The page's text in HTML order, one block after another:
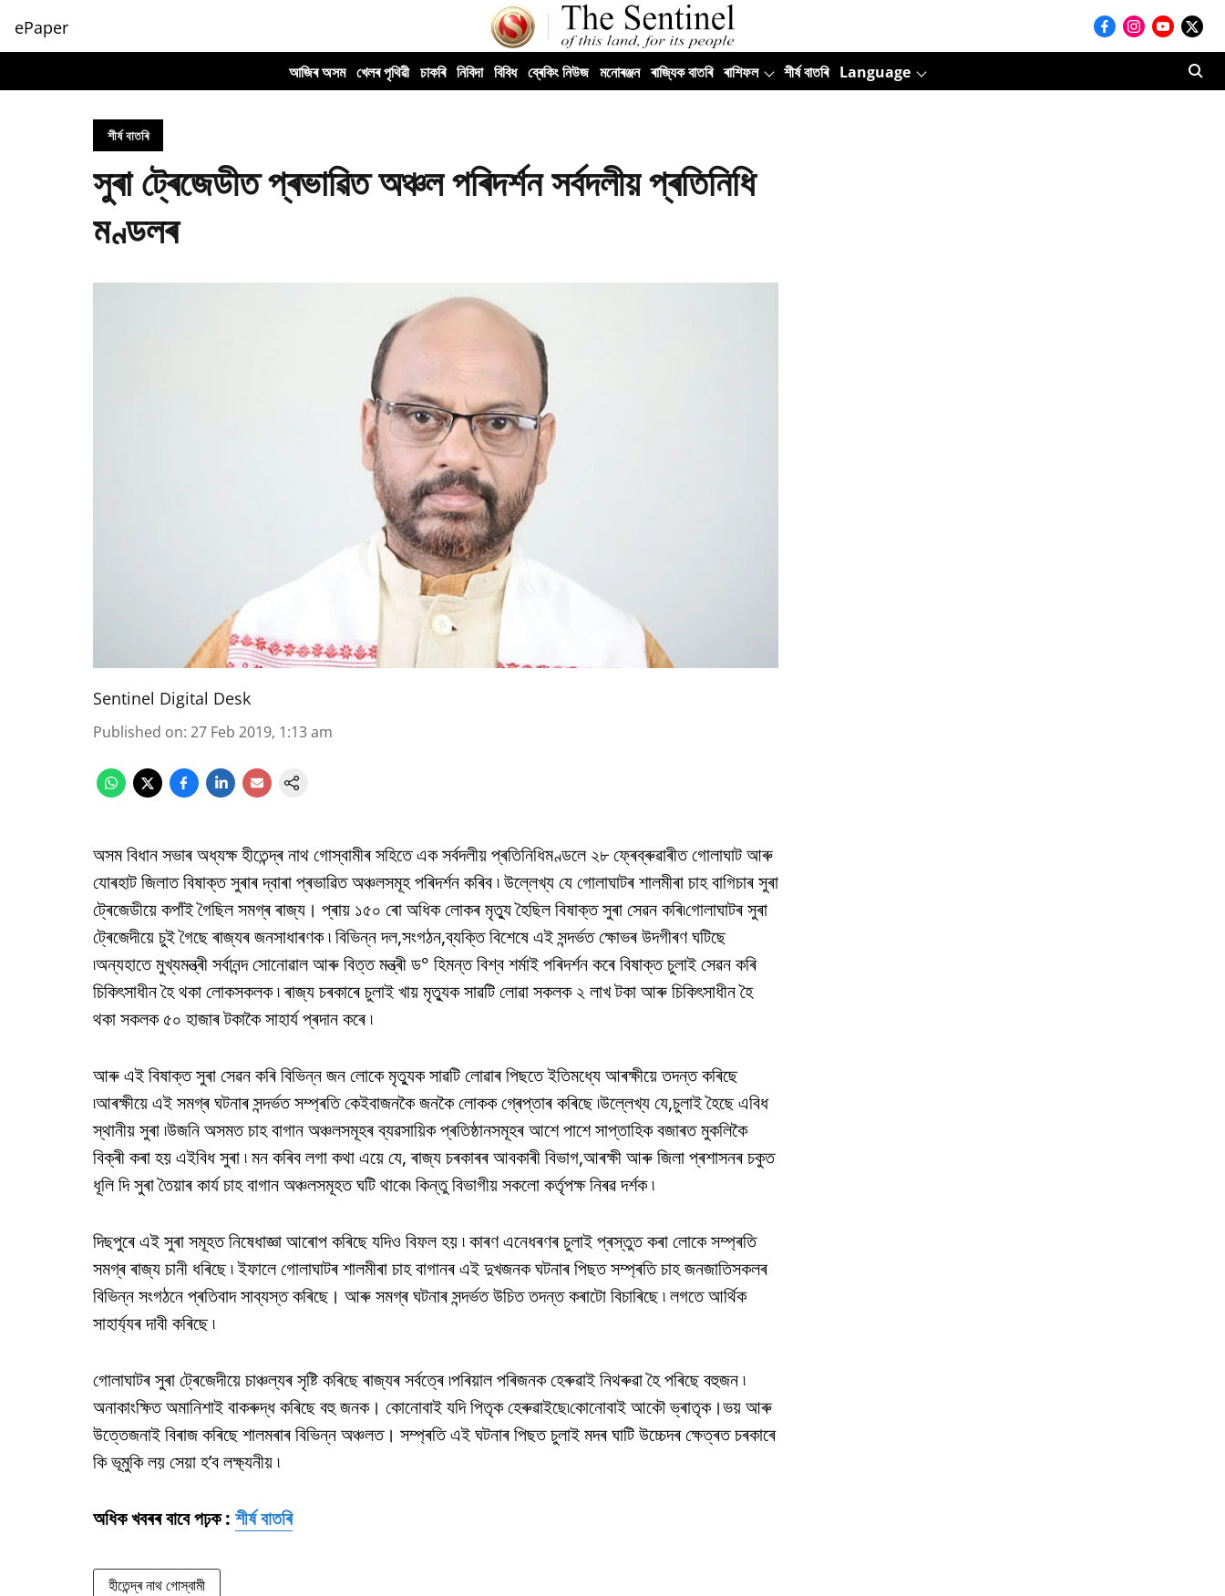
ePaper
আজিৰ অসম খেলৰ পৃথিৱী চাকৰি নিবিদা বিবিধ ব্ৰেকিং নিউজ মনোৰঞ্জন ৰাজ্যিক বাতৰি ৰাশিফল শীৰ্ষ বাতৰি Language
শীৰ্ষ বাতৰি
সুৰা ট্ৰেজেডীত প্ৰভাৱিত অঞ্চল পৰিদৰ্শন সৰ্বদলীয় প্ৰতিনিধি
মণ্ডলৰ
Sentinel Digital Desk
Published on: 27 Feb 2019, 1:13 am
অসম বিধান সভাৰ অধ্যক্ষ হীতেন্দ্ৰ নাথ গোস্বামীৰ সহিতে এক সৰ্বদলীয় প্ৰতিনিধিমণ্ডলে ২৮ ফ্ৰেব্ৰুৱাৰীত গোলাঘাট আৰু
যোৰহাট জিলাত বিষাক্ত সুৰাৰ দ্বাৰা প্ৰভাৱিত অঞ্চলসমূহ পৰিদৰ্শন কৰিব ৷ উল্লেখ্য যে গোলাঘাটৰ শালমীৰা চাহ বাগিচাৰ সুৰা
ট্ৰেজেডীয়ে কপাঁই গৈছিল সমগ্ৰ ৰাজ্য। প্ৰায় ১৫০ ৰো অধিক লোকৰ মৃত্যু হৈছিল বিষাক্ত সুৰা সেৱন কৰি৷গোলাঘাটৰ সুৰা
ট্ৰেজেদীয়ে চুই গৈছে ৰাজ্যৰ জনসাধাৰণক ৷ বিভিন্ন দল,সংগঠন,ব্যক্তি বিশেষে এই সন্দৰ্ভত ক্ষোভৰ উদগীৰণ ঘটিছে
৷অন্যহাতে মুখ্যমন্ত্ৰী সৰ্বানন্দ সোনোৱাল আৰু বিত্ত মন্ত্ৰী ড° হিমন্ত বিশ্ব শৰ্মাই পৰিদৰ্শন কৰে বিষাক্ত চুলাই সেৱন কৰি
চিকিৎসাধীন হৈ থকা লোকসকলক ৷ ৰাজ্য চৰকাৰে চুলাই খায় মৃত্যুক সাৱটি লোৱা সকলক ২ লাখ টকা আৰু চিকিৎসাধীন হৈ
থকা সকলক ৫০ হাজাৰ টকাকৈ সাহাৰ্য প্ৰদান কৰে ৷
আৰু এই বিষাক্ত সুৰা সেৱন কৰি বিভিন্ন জন লোকে মৃত্যুক সাৱটি লোৱাৰ পিছতে ইতিমধ্যে আৰক্ষীয়ে তদন্ত কৰিছে
৷আৰক্ষীয়ে এই সমগ্ৰ ঘটনাৰ সন্দৰ্ভত সম্প্ৰতি কেইবাজনকৈ জনকৈ লোকক গ্ৰেপ্তাৰ কৰিছে ৷উল্লেখ্য যে,চুলাই হৈছে এবিধ
স্থানীয় সুৰা ৷উজনি অসমত চাহ বাগান অঞ্চলসমূহৰ ব্যৱসায়িক প্ৰতিষ্ঠানসমূহৰ আশে পাশে সাপ্তাহিক বজাৰত মুকলিকৈ
বিক্ৰী কৰা হয় এইবিধ সুৰা ৷ মন কৰিব লগা কথা এয়ে যে, ৰাজ্য চৰকাৰৰ আবকাৰী বিভাগ,আৰক্ষী আৰু জিলা প্ৰশাসনৰ চকুত
ধূলি দি সুৰা তৈয়াৰ কাৰ্য চাহ বাগান অঞ্চলসমূহত ঘটি থাকে৷ কিন্তু বিভাগীয় সকলো কৰ্তৃপক্ষ নিৰৱ দৰ্শক ৷
দিছপুৰে এই সুৰা সমূহত নিষেধাজ্ঞা আৰোপ কৰিছে যদিও বিফল হয় ৷ কাৰণ এনেধৰণৰ চুলাই প্ৰস্তুত কৰা লোকে সম্প্ৰতি
সমগ্ৰ ৰাজ্য চানী ধৰিছে ৷ ইফালে গোলাঘাটৰ শালমীৰা চাহ বাগানৰ এই দুখজনক ঘটনাৰ পিছত সম্প্ৰতি চাহ জনজাতিসকলৰ
বিভিন্ন সংগঠনে প্ৰতিবাদ সাব্যস্ত কৰিছে। আৰু সমগ্ৰ ঘটনাৰ সন্দৰ্ভত উচিত তদন্ত কৰাটো বিচাৰিছে ৷ লগতে আৰ্থিক
সাহাৰ্য্যৰ দাবী কৰিছে ৷
গোলাঘাটৰ সুৰা ট্ৰেজেদীয়ে চাঞ্চল্যৰ সৃষ্টি কৰিছে ৰাজ্যৰ সৰ্বত্ৰে ৷পৰিয়াল পৰিজনক হেৰুৱাই নিথৰুৱা হৈ পৰিছে বহুজন ৷
অনাকাংক্ষিত অমানিশাই বাকৰুদ্ধ কৰিছে বহু জনক। কোনোবাই যদি পিতৃক হেৰুৱাইছে৷কোনোবাই আকৌ ভ্ৰাতৃক।ভয় আৰু
উত্তেজনাই বিৰাজ কৰিছে শালমৰাৰ বিভিন্ন অঞ্চলত। সম্প্ৰতি এই ঘটনাৰ পিছত চুলাই মদৰ ঘাটি উচ্চেদৰ ক্ষেত্ৰত চৰকাৰে
কি ভূমুকি লয় সেয়া হ’ব লক্ষ্যনীয় ৷
অধিক খবৰৰ বাবে পঢ়ক : শীৰ্ষ বাতৰি
হীতেন্দ্ৰ নাথ গোস্বামী